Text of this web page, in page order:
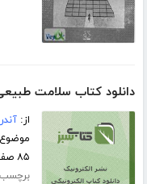
دانلود کتاب سلامت
از:
۸۵ صفحه